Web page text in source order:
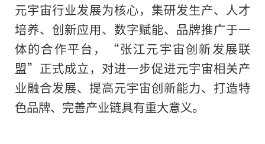
元宇宙行业发展为核心，集研发生产、人才
培养、创新应用、数字赋能、品牌推广于一
体的合作平台，“张江元宇宙创新发展联
盟”正式成立，对进一步促进元宇宙相关产
业融合发展、提高元宇宙创新能力、打造特
色品牌、完善产业链具有重大意义。